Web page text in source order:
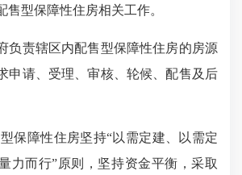
售型保障性住房相关工作。
责辖区内配售型保障性住房的房源
申请、受理、审核、轮候、配售及后
保障性住房坚持“以需定建、以需定
力而行”原则，坚持资金平衡，采取